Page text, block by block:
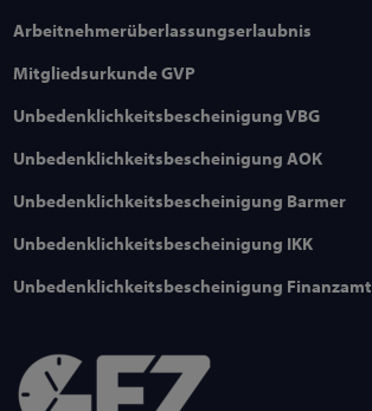
Arbeitnehmerüberlassungserlaubnis
Mitgliedsurkunde GVP
Unbedenklichkeitsbescheinigung VBG
Unbedenklichkeitsbescheinigung AOK
Unbedenklichkeitsbescheinigung Barmer
Unbedenklichkeitsbescheinigung IKK
Unbedenklichkeitsbescheinigung Finanzamt